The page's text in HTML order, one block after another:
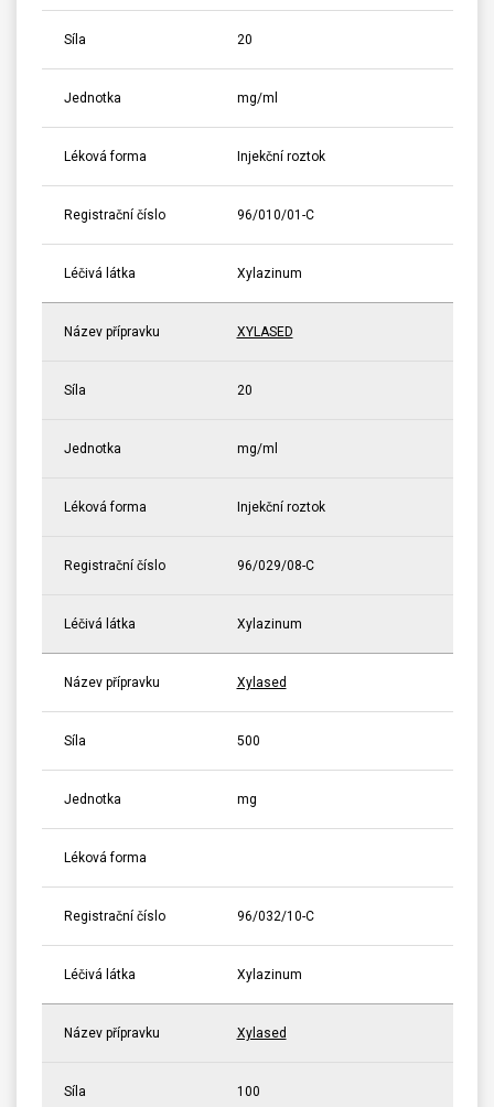
Síla 20
Jednotka mg/ml
Léková forma Injekční roztok
Registrační číslo 96/010/01-C
Léčivá látka Xylazinum
Název přípravku XYLASED
Síla 20
Jednotka mg/ml
Léková forma Injekční roztok
Registrační číslo 96/029/08-C
Léčivá látka Xylazinum
Název přípravku Xylased
Síla 500
Jednotka mg
Léková forma
Registrační číslo 96/032/10-C
Léčivá látka Xylazinum
Název přípravku Xylased
Síla 100